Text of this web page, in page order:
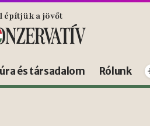
építjük a jövőt
és társadalom Rólunk